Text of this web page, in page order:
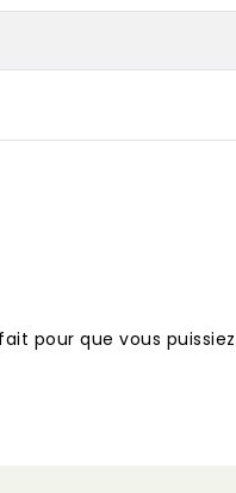
pour que vous